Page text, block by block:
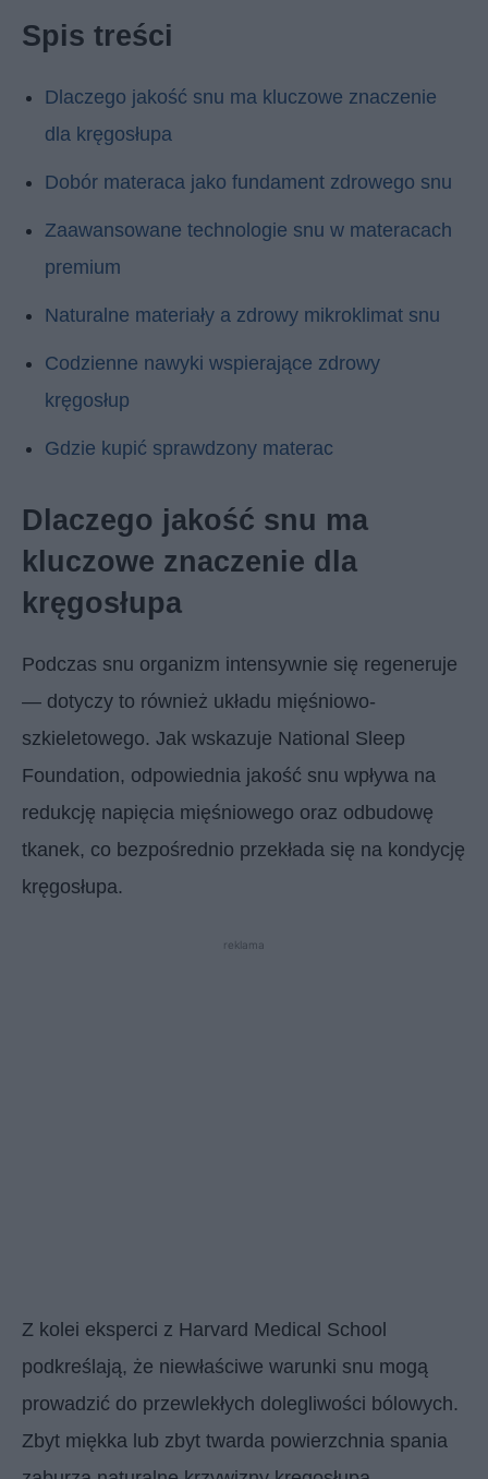
Spis treści
Dlaczego jakość snu ma kluczowe znaczenie
dla kręgosłupa
Dobór materaca jako fundament zdrowego snu
Zaawansowane technologie snu w materacach
premium
Naturalne materiały a zdrowy mikroklimat snu
Codzienne nawyki wspierające zdrowy
kręgosłup
Gdzie kupić sprawdzony materac
Dlaczego jakość snu ma
kluczowe znaczenie dla
kręgosłupa
Podczas snu organizm intensywnie się regeneruje
— dotyczy to również układu mięśniowo-
szkieletowego. Jak wskazuje National Sleep
Foundation, odpowiednia jakość snu wpływa na
redukcję napięcia mięśniowego oraz odbudowę
tkanek, co bezpośrednio przekłada się na kondycję
kręgosłupa.
reklama
Z kolei eksperci z Harvard Medical School
podkreślają, że niewłaściwe warunki snu mogą
prowadzić do przewlekłych dolegliwości bólowych.
Zbyt miękka lub zbyt twarda powierzchnia spania